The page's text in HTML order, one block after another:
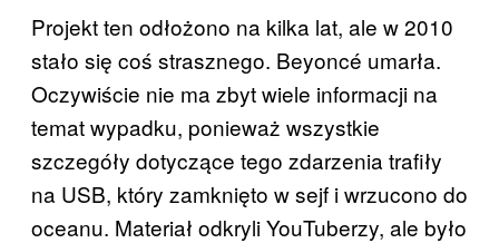
Projekt ten odłożono na kilka lat, ale w 2010
stało się coś strasznego. Beyoncé umarła.
Oczywiście nie ma zbyt wiele informacji na
temat wypadku, ponieważ wszystkie
szczegóły dotyczące tego zdarzenia trafiły
na USB, który zamknięto w sejf i wrzucono do
oceanu. Materiał odkryli YouTuberzy, ale było